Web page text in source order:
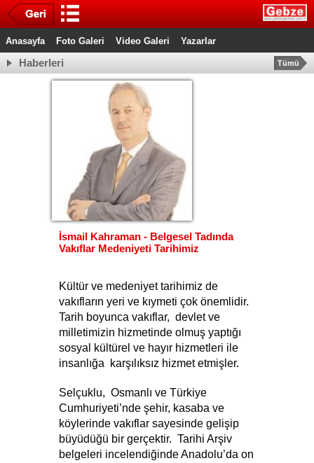
Anasayfa Foto Galeri Video Galeri Yazarlar
Haberleri Tümü
İsmail Kahraman - Belgesel Tadında
Vakıflar Medeniyeti Tarihimiz
Kültür ve medeniyet tarihimiz de
vakıfların yeri ve kıymeti çok önemlidir.
Tarih boyunca vakıflar,  devlet ve
milletimizin hizmetinde olmuş yaptığı
sosyal kültürel ve hayır hizmetleri ile
insanlığa  karşılıksız hizmet etmişler.
Selçuklu,  Osmanlı ve Türkiye
Cumhuriyeti’nde şehir, kasaba ve
köylerinde vakıflar sayesinde gelişip
büyüdüğü bir gerçektir.  Tarihi Arşiv
belgeleri incelendiğinde Anadolu’da on